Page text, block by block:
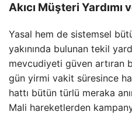
Akıcı Müşteri Yardımı
Yasal hem de sistemsel
yakınında bulunan tekil
mevcudiyeti güven artıran
gün yirmi vakit süresince
hattı bütün türlü meraka
Mali hareketlerden